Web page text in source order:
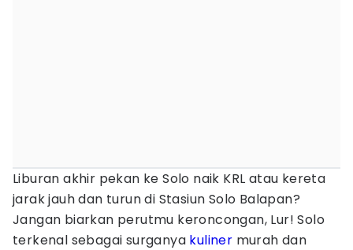
Liburan akhir pekan ke Solo naik KRL atau kereta
jarak jauh dan turun di Stasiun Solo Balapan?
Jangan biarkan perutmu keroncongan, Lur! Solo
terkenal sebagai surganya kuliner murah dan